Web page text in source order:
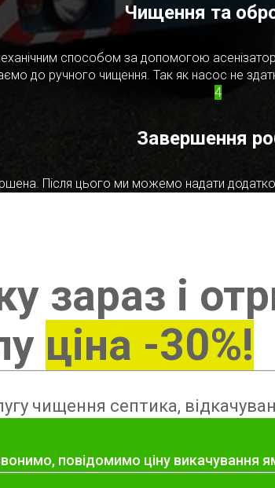
Чищення та
способом за допомогою
до ручного чищення. Так як насос не
4
Завершення
Після цього ми можемо надати
зараз і
ціна -30%!
чищення септика,
повідомимо ціну викачування